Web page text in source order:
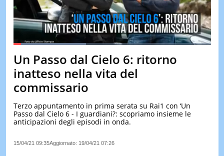
& TV
QUIZ
&
TEST
PauseUnmute
Loaded:36.89%
Un Passo dal Cielo 6: ritorno
inatteso nella vita del
commissario
Terzo appuntamento in prima serata su Rai1 con ‘Un
Passo dal Cielo 6 - I guardiani?: scopriamo insieme le
anticipazioni degli episodi in onda.
15/04/21 09:35Aggiornato: 19/04/21 07:26